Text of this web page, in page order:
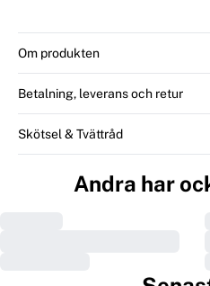
Om produkten
Betalning, leverans och retur
Skötsel & Tvättråd
Andra har